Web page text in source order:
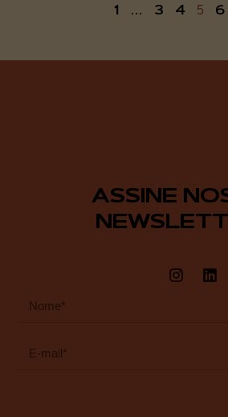
1 … 3 4 5 6
ASSINE